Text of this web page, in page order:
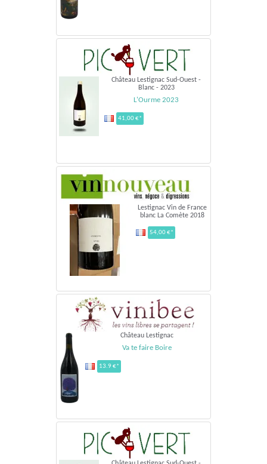
Château Lestignac Sud-Ouest -
Blanc - 2023
L'Ourme 2023
41,00 €*
Lestignac Vin de France
blanc La Comète 2018
54,00 €*
Château Lestignac
Va te faire Boire
13.9 €*